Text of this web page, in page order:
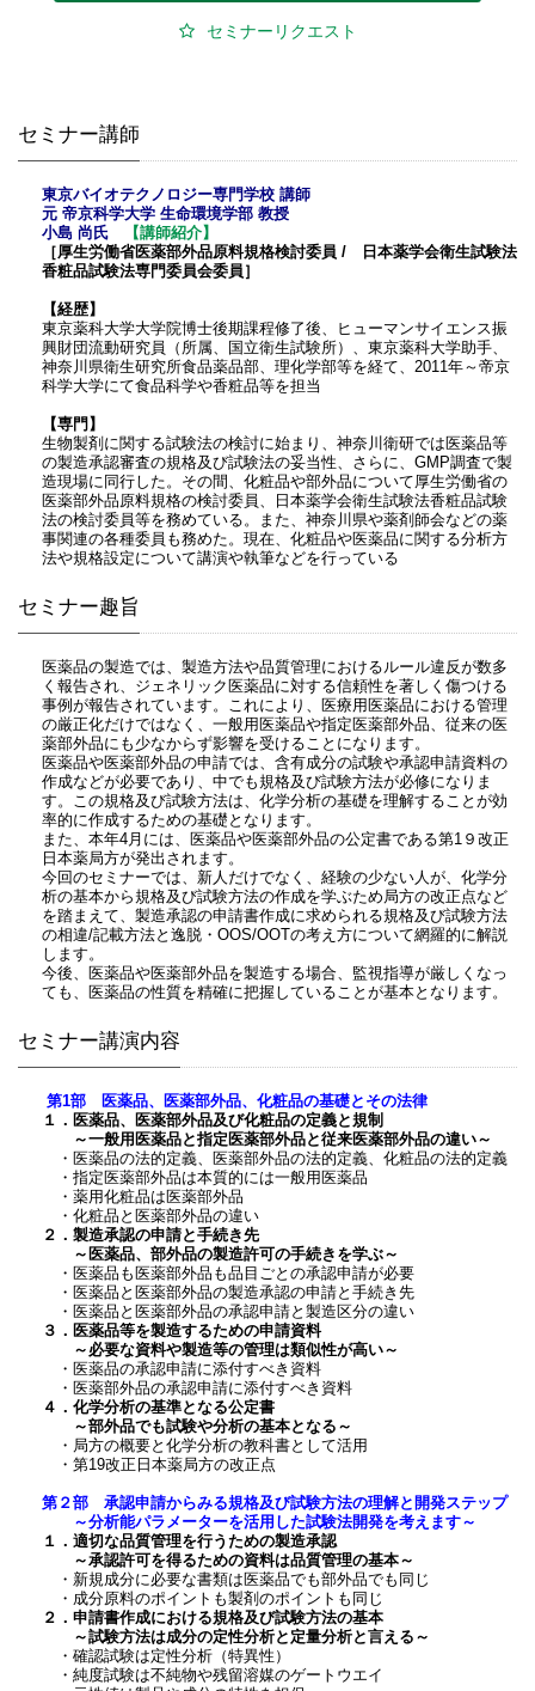
セミナーリクエスト
セミナー講師
東京バイオテクノロジー専門学校 講師
元 帝京科学大学 生命環境学部 教授
小島 尚氏
【講師紹介】
［厚生労働省医薬部外品原料規格検討委員 / 日本薬学会衛生試験法
香粧品試験法専門委員会委員］
【経歴】
東京薬科大学大学院博士後期課程修了後、ヒューマンサイエンス振
興財団流動研究員（所属、国立衛生試験所）、東京薬科大学助手、
神奈川県衛生研究所食品薬品部、理化学部等を経て、2011年～帝京
科学大学にて食品科学や香粧品等を担当
【専門】
生物製剤に関する試験法の検討に始まり、神奈川衛研では医薬品等
の製造承認審査の規格及び試験法の妥当性、さらに、GMP調査で製
造現場に同行した。その間、化粧品や部外品について厚生労働省の
医薬部外品原料規格の検討委員、日本薬学会衛生試験法香粧品試験
法の検討委員等を務めている。また、神奈川県や薬剤師会などの薬
事関連の各種委員も務めた。現在、化粧品や医薬品に関する分析方
法や規格設定について講演や執筆などを行っている
セミナー趣旨
医薬品の製造では、製造方法や品質管理におけるルール違反が数多
く報告され、ジェネリック医薬品に対する信頼性を著しく傷つける
事例が報告されています。これにより、医療用医薬品における管理
の厳正化だけではなく、一般用医薬品や指定医薬部外品、従来の医
薬部外品にも少なからず影響を受けることになります。
医薬品や医薬部外品の申請では、含有成分の試験や承認申請資料の
作成などが必要であり、中でも規格及び試験方法が必修になりま
す。この規格及び試験方法は、化学分析の基礎を理解することが効
率的に作成するための基礎となります。
また、本年4月には、医薬品や医薬部外品の公定書である第1９改正
日本薬局方が発出されます。
今回のセミナーでは、新人だけでなく、経験の少ない人が、化学分
析の基本から規格及び試験方法の作成を学ぶため局方の改正点など
を踏まえて、製造承認の申請書作成に求められる規格及び試験方法
の相違/記載方法と逸脱・OOS/OOTの考え方について網羅的に解説
します。
今後、医薬品や医薬部外品を製造する場合、監視指導が厳しくなっ
ても、医薬品の性質を精確に把握していることが基本となります。
セミナー講演内容
第1部 医薬品、医薬部外品、化粧品の基礎とその法律
１．医薬品、医薬部外品及び化粧品の定義と規制
～一般用医薬品と指定医薬部外品と従来医薬部外品の違い～
・医薬品の法的定義、医薬部外品の法的定義、化粧品の法的定義
・指定医薬部外品は本質的には一般用医薬品
・薬用化粧品は医薬部外品
・化粧品と医薬部外品の違い
２．製造承認の申請と手続き先
～医薬品、部外品の製造許可の手続きを学ぶ～
・医薬品も医薬部外品も品目ごとの承認申請が必要
・医薬品と医薬部外品の製造承認の申請と手続き先
・医薬品と医薬部外品の承認申請と製造区分の違い
３．医薬品等を製造するための申請資料
～必要な資料や製造等の管理は類似性が高い～
・医薬品の承認申請に添付すべき資料
・医薬部外品の承認申請に添付すべき資料
４．化学分析の基準となる公定書
～部外品でも試験や分析の基本となる～
・局方の概要と化学分析の教科書として活用
・第19改正日本薬局方の改正点
第２部 承認申請からみる規格及び試験方法の理解と開発ステップ
～分析能パラメーターを活用した試験法開発を考えます～
１．適切な品質管理を行うための製造承認
～承認許可を得るための資料は品質管理の基本～
・新規成分に必要な書類は医薬品でも部外品でも同じ
・成分原料のポイントも製剤のポイントも同じ
２．申請書作成における規格及び試験方法の基本
～試験方法は成分の定性分析と定量分析と言える～
・確認試験は定性分析（特異性）
・純度試験は不純物や残留溶媒のゲートウエイ